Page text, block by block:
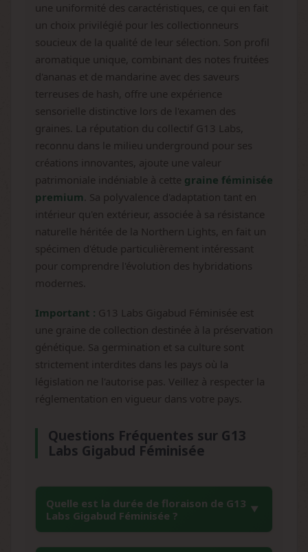
une uniformité des caractéristiques, ce qui en fait
un choix privilégié pour les collectionneurs
soucieux de la qualité de leur sélection. Son profil
aromatique unique, combinant des notes fruitées
d'ananas et de mandarine avec des saveurs
terreuses de hash, offre une expérience
sensorielle distinctive lors de l'examen des
graines. La réputation du collectif G13 Labs,
reconnu dans le milieu underground pour ses
créations innovantes, ajoute une valeur
patrimoniale indéniable à cette graine féminisée
premium . Sa polyvalence d'adaptation tant en
intérieur qu'en extérieur, associée à sa résistance
naturelle héritée de la Northern Lights, en fait un
spécimen d'étude particulièrement intéressant
pour comprendre l'évolution des hybridations
modernes.
Important : G13 Labs Gigabud Féminisée est
une graine de collection destinée à la préservation
génétique. Sa germination et sa culture sont
strictement interdites dans les pays où la
législation ne l'autorise pas. Veillez à respecter la
réglementation en vigueur dans votre pays.
Questions Fréquentes sur G13
Labs Gigabud Féminisée
Quelle est la durée de floraison de G13
Labs Gigabud Féminisée ?